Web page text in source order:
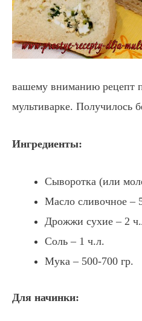
вашему вниманию рецепт
мультиварке. Получилось
Ингредиенты:
Сыворотка (или
Масло сливочное –
Дрожжи сухие – 2
Соль – 1 ч.л.
Мука – 500-700 гр.
Для начинки: